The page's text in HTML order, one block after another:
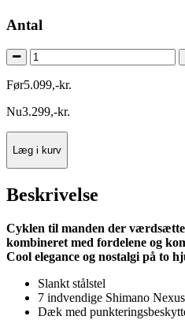
Antal
Før5.099,-kr.
Nu3.299,-kr.
Læg i kurv
Beskrivelse
Cyklen til manden der
kombineret med fordelene og
Cool elegance og nostalgi på to
Slankt stålstel
7 indvendige Shimano
Dæk med